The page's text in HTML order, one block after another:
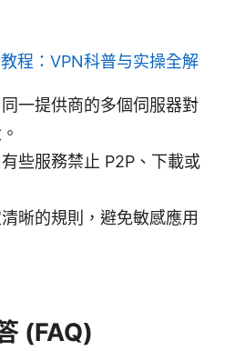
程：VPN科普与实操全解
一提供商的多個伺服器對
些服務禁止 P2P、下載或
晰的規則，避免敏感應用
(FAQ)